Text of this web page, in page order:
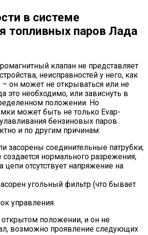
в системе
топливных паров Лада
клапан не представляет
неисправностей у него, как
он может не открываться или не
это необходимо, или зависнуть в
положении. Но
может быть не только Evap-
бензиновых паров
и по другим причинам:
засорены соединительные патрубки;
создается нормального разрежения;
цепи отсутствует напряжение на
угольный фильтр (что бывает
управления.
положении, и он не
возможно проявление следующих